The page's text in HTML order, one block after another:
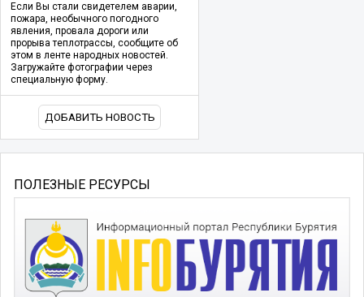
Если Вы стали свидетелем аварии,
пожара, необычного погодного
явления, провала дороги или
прорыва теплотрассы, сообщите об
этом в ленте народных новостей.
Загружайте фотографии через
специальную форму.
ДОБАВИТЬ НОВОСТЬ
ПОЛЕЗНЫЕ РЕСУРСЫ